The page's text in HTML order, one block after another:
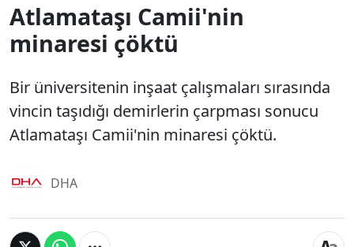
Atlamataşı Camii'nin
minaresi çöktü
Bir üniversitenin inşaat çalışmaları sırasında
vincin taşıdığı demirlerin çarpması sonucu
Atlamataşı Camii'nin minaresi çöktü.
DHA